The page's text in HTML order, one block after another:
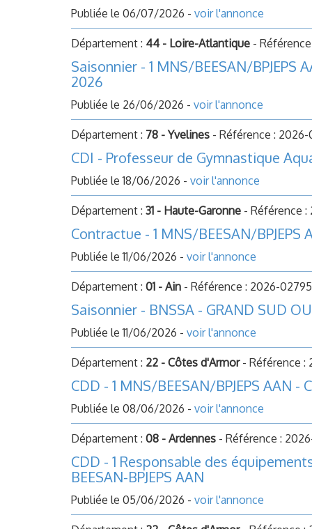
Publiée le 06/07/2026 - voir l'annonce
Département : 44 - Loire-Atlantique -
Saisonnier - 1 MNS/BEESAN/BPJEPS
2026
Publiée le 26/06/2026 - voir l'annonce
Département : 78 - Yvelines - Référence : 2026-
CDI - Professeur de Gymnastique
Publiée le 18/06/2026 - voir l'annonce
Département : 31 - Haute-Garonne - Référence
Contractue - 1 MNS/BEESAN/BPJEPS
Publiée le 11/06/2026 - voir l'annonce
Département : 01 - Ain - Référence : 2026-02795
Saisonnier - BNSSA - GRAND SUD
Publiée le 11/06/2026 - voir l'annonce
Département : 22 - Côtes d'Armor- Référence :
CDD - 1 MNS/BEESAN/BPJEPS AAN -
Publiée le 08/06/2026 - voir l'annonce
Département : 08 - Ardennes - Référence :
CDD - 1 Responsable des
BEESAN-BPJEPS AAN
Publiée le 05/06/2026 - voir l'annonce